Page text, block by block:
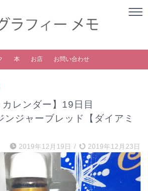
本 お店 お問い合わせ
カレンダー】19日目
ジャーブレッド【ダイアミ
2019年12月19日 / 2019年12月23日